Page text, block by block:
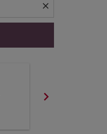
close
chevron_right